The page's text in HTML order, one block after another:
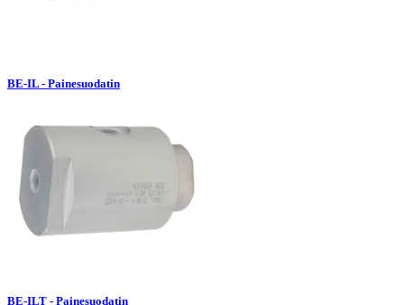
BE-IL - Painesuodatin
BE-ILT - Painesuodatin